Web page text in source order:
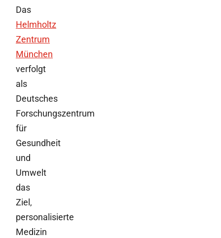
Das
Helmholtz
Zentrum
München
verfolgt
als
Deutsches
Forschungszentrum
für
Gesundheit
und
Umwelt
das
Ziel,
personalisierte
Medizin